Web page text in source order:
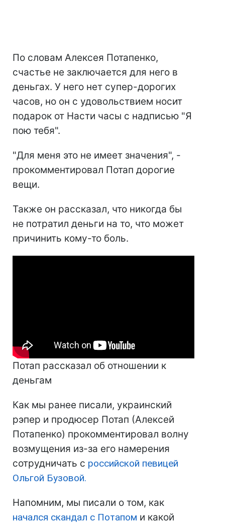
По словам Алексея Потапенко,
счастье не заключается для него в
деньгах. У него нет супер-дорогих
часов, но он с удовольствием носит
подарок от Насти часы с надписью "Я
пою тебя".
"Для меня это не имеет значения", -
прокомментировал Потап дорогие
вещи.
Также он рассказал, что никогда бы
не потратил деньги на то, что может
причинить кому-то боль.
Потап рассказал об отношении к
деньгам
Как мы ранее писали, украинский
рэпер и продюсер Потап (Алексей
Потапенко) прокомментировал волну
возмущения из-за его намерения
сотрудничать с российской певицей
Ольгой Бузовой.
Напомним, мы писали о том, как
начался скандал с Потапом и какой